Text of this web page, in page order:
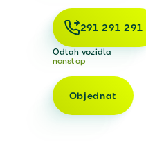
291 291 291
Odtah vozidla
nonstop
Objednat